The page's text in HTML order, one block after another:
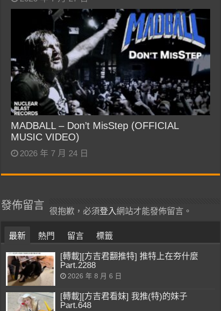
MADBALL – Don’t MisStep (OFFICIAL
MUSIC VIDEO)
2026 年 7 月 24 日
發佈留言
很抱歉，必須登入網站才能發佈留言。
最新 熱門 留言 標籤
[轉載][方吉君翻推特] 推特上在夯什麼
Part.2288
2026 年 8 月 6 日
[轉載][方吉君看妹] 我推(特)的妹子
Part.648